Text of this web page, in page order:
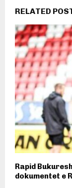
RELATED
Rapid
dokumentet e